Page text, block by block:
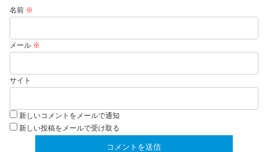
名前 ※
メール ※
サイト
新しいコメントをメールで通知
新しい投稿をメールで受け取る